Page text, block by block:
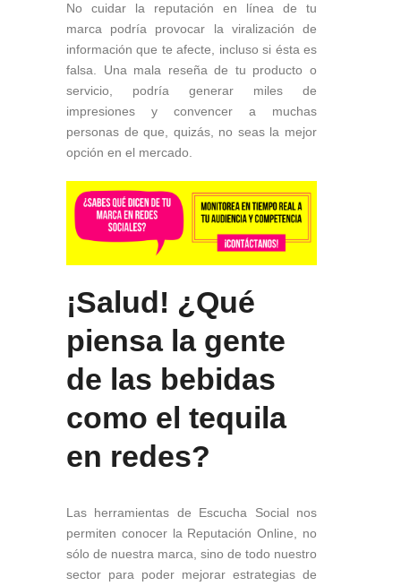
No cuidar la reputación en línea de tu
marca podría provocar la viralización de
información que te afecte, incluso si ésta es
falsa. Una mala reseña de tu producto o
servicio, podría generar miles de
impresiones y convencer a muchas
personas de que, quizás, no seas la mejor
opción en el mercado.
¡Salud! ¿Qué
piensa la gente
de las bebidas
como el tequila
en redes?
Las herramientas de Escucha Social nos
permiten conocer la Reputación Online, no
sólo de nuestra marca, sino de todo nuestro
sector para poder mejorar estrategias de